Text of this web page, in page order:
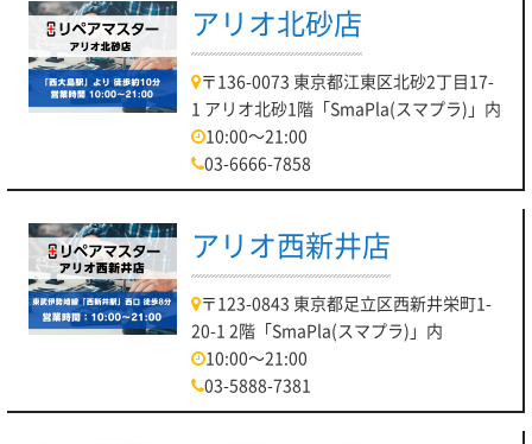
アリオ北砂店
〒136-0073 東京都江東区北砂2丁目17-
1 アリオ北砂1階「SmaPla(スマプラ)」内
10:00～21:00
03-6666-7858
アリオ西新井店
〒123-0843 東京都足立区西新井栄町1-
20-1 2階「SmaPla(スマプラ)」内
10:00～21:00
03-5888-7381